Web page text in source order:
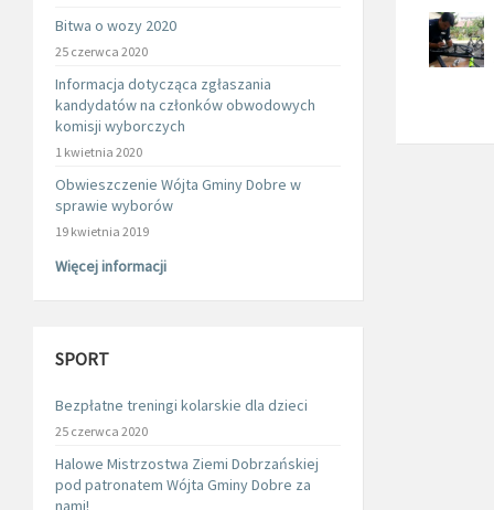
Bitwa o wozy 2020
25 czerwca 2020
Informacja dotycząca zgłaszania
kandydatów na członków obwodowych
komisji wyborczych
1 kwietnia 2020
Obwieszczenie Wójta Gminy Dobre w
sprawie wyborów
19 kwietnia 2019
Więcej informacji
SPORT
Bezpłatne treningi kolarskie dla dzieci
25 czerwca 2020
Halowe Mistrzostwa Ziemi Dobrzańskiej
pod patronatem Wójta Gminy Dobre za
nami!